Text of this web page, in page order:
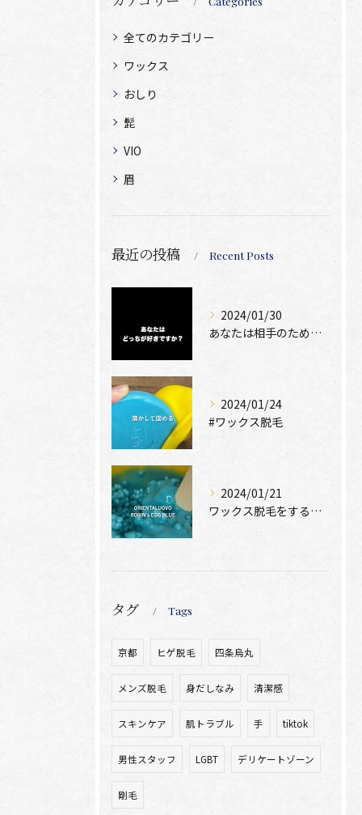
全てのカテゴリー
ワックス
おしり
髭
VIO
眉
最近の投稿 Recent Posts
2024/01/30
あなたは相手のために脱毛できますか？
2024/01/24
#ワックス脱毛
2024/01/21
ワックス脱毛をするために絶位必要なのは、
タグ Tags
京都 ヒゲ脱毛 四条烏丸
メンズ脱毛 身だしなみ 清潔感
スキンケア 肌トラブル 手 tiktok
男性スタッフ LGBT デリケートゾーン
剛毛